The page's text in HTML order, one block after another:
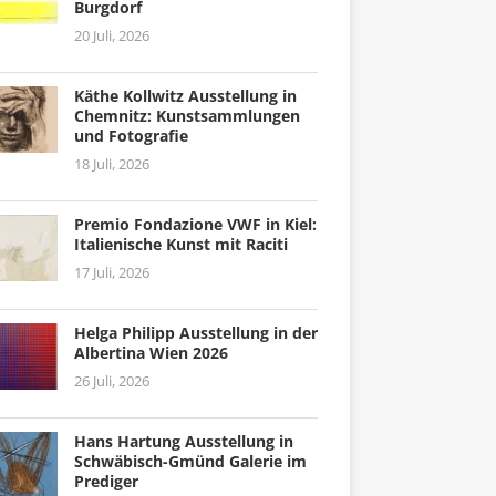
Burgdorf
20 Juli, 2026
Käthe Kollwitz Ausstellung in
Chemnitz: Kunstsammlungen
und Fotografie
18 Juli, 2026
Premio Fondazione VWF in Kiel:
Italienische Kunst mit Raciti
17 Juli, 2026
Helga Philipp Ausstellung in der
Albertina Wien 2026
26 Juli, 2026
Hans Hartung Ausstellung in
Schwäbisch-Gmünd Galerie im
Prediger